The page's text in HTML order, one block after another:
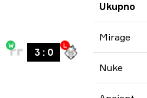
W
3: 0
L
Ukupno
Mirage
Nuke